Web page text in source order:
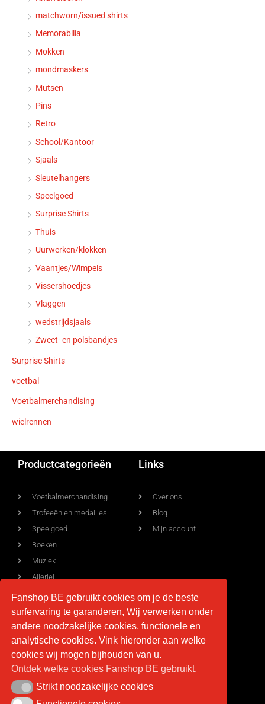
matchworn/issued shirts
Memorabilia
Mokken
mondmaskers
Mutsen
Pins
Retro
School/Kantoor
Sjaals
Sleutelhangers
Speelgoed
Surprise Shirts
Thuis
Uurwerken/klokken
Vaantjes/Wimpels
Vissershoedjes
Vlaggen
wedstrijdsjaals
Zweet- en polsbandjes
Surprise Shirts
voetbal
Voetbalmerchandising
wielrennen
Productcategorieën
Voetbalmerchandising
Trofeeën en medailles
Speelgoed
Boeken
Muziek
Allerlei
Links
Over ons
Blog
Mijn account
Voorwaarden
Levering
Privacy
Retourneren
Algemene voorwaarden
Contact
info@fan-shop.be
BTW BE 0879.850.673
Fanshop BE gebruikt cookies om je de beste
surfervaring te garanderen, Wij verwerken onder
andere noodzakelijke cookies, functionele en
analytische cookies. Vink hieronder aan welke
cookies wij mogen bijhouden van u.
Ontdek welke cookies Fanshop BE gebruikt.
Strikt noodzakelijke cookies
Strikt noodzakelijke cookies